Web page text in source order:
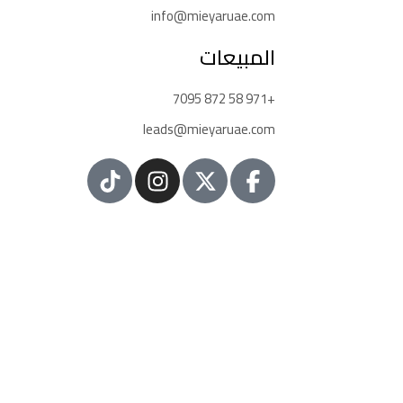
info@mieyaruae.com
المبيعات
+971 58 872 7095
leads@mieyaruae.com